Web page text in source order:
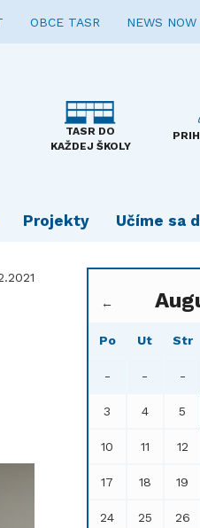
OBCE TASR NEWS NOW
TASR DO
KAŽDEJ ŠKOLY
Projekty Učíme sa
←
Po Ut Str
- - -
3 4 5
10 11 12
17 18 19
24 25 26